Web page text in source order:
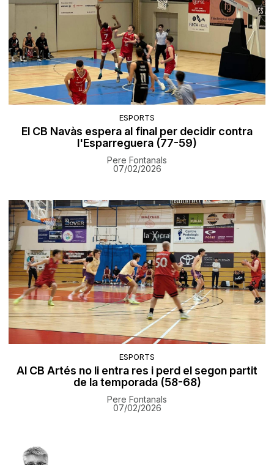
ESPORTS
El CB Navàs espera al final per decidir contra
l'Esparreguera (77-59)
Pere Fontanals
07/02/2026
ESPORTS
Al CB Artés no li entra res i perd el segon partit
de la temporada (58-68)
Pere Fontanals
07/02/2026